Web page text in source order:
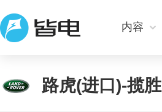
内容
路虎(进口)-揽胜